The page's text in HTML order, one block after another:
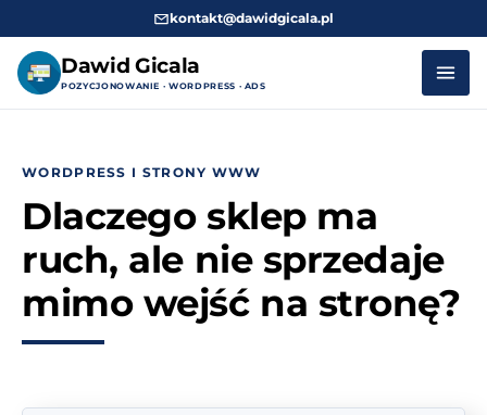
kontakt@dawidgicala.pl
Dawid Gicala
POZYCJONOWANIE · WORDPRESS · ADS
treściWORDPRESS I STRONY WWW
Dlaczego sklep ma
ruch, ale nie sprzedaje
mimo wejść na stronę?